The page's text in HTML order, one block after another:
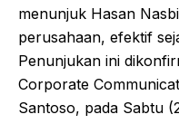
menunjuk Hasan
perusahaan, efektif
Penunjukan ini
Corporate
Santoso, pada Sabtu